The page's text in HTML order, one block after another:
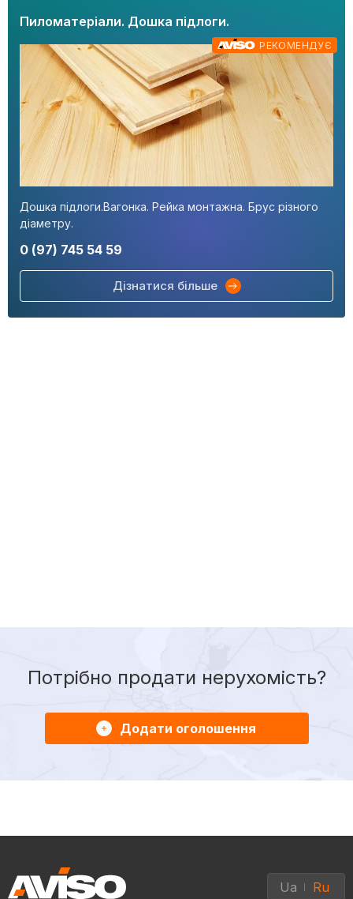
Дошка підлоги.Вагонка. Рейка монтажна. Брус різного
діаметру.
0 (97) 745 54 59
Дізнатися більше
Пиломатеріали. Дошка підлоги.
РЕКОМЕНДУЄ
Потрібно продати нерухомість?
Додати оголошення
Ua Ru